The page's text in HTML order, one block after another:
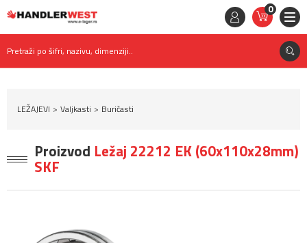
0
STAVKE
0,
RSD
Pretraži po šifri, nazivu, dimenziji..
LEŽAJEVI Valjkasti Buričasti
Proizvod Ležaj 22212 EK (60x110x28mm)
SKF